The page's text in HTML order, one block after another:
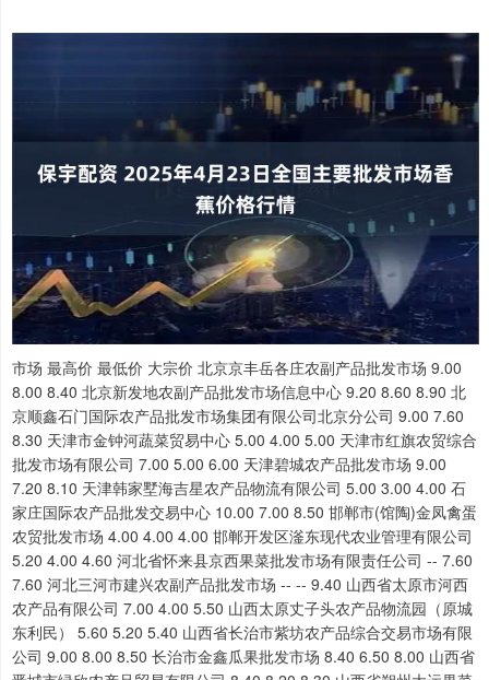
市场 最高价 最低价 大宗价 北京京丰岳各庄农副产品批发市场 9.00 8.00 8.40 北京新发地农副产品批发市场信息中心 9.20 8.60 8.90 北京顺鑫石门国际农产品批发市场集团有限公司北京分公司 9.00 7.60 8.30 天津市金钟河蔬菜贸易中心 5.00 4.00 5.00 天津市红旗农贸综合批发市场有限公司 7.00 5.00 6.00 天津碧城农产品批发市场 9.00 7.20 8.10 天津韩家墅海吉星农产品物流有限公司 5.00 3.00 4.00 石家庄国际农产品批发交易中心 10.00 7.00 8.50 邯郸市(馆陶)金凤禽蛋农贸批发市场 4.00 4.00 4.00 邯郸开发区滏东现代农业管理有限公司 5.20 4.00 4.60 河北省怀来县京西果菜批发市场有限责任公司 -- 7.60 7.60 河北三河市建兴农副产品批发市场 -- -- 9.40 山西省太原市河西农产品有限公司 7.00 4.00 5.50 山西太原丈子头农产品物流园（原城东利民） 5.60 5.20 5.40 山西省长治市紫坊农产品综合交易市场有限公司 9.00 8.00 8.50 长治市金鑫瓜果批发市场 8.40 6.50 8.00 山西省晋城市绿欣农产品贸易有限公司 8.40 8.20 8.30 山西省朔州大运果菜批发市场有限公司 7.00 5.00 6.00 山西汾阳市晋阳农副产品批发市场 -- -- 8.40 内蒙古呼和浩特市东瓦窑农副产品批发市场有限责任公司 10.00 9.00 9.60 内蒙包头市友谊蔬菜批发市场 7.00 7.00 7.00 内蒙赤峰西城市场 4.60 4.40 4.40 鄂尔多斯市万家惠农贸市场有限公司 8.20 7.80 8.00 辽宁朝阳市果菜批发市场 8.00 7.00 7.50 吉林省辽源市仙城物流园区有限公司 6.80 6.00 6.20 白山市星泰批发市场有限公司 -- -- 8.00 哈尔滨哈达农副产品有限公司 8.40 8.00 8.20 中俄国际农产品交易中心 8.00 6.00 7.00 上海农产品中心批发市场经营管理有限公司 8.00 5.00 6.50 江苏宜兴市瑞德蔬菜果品批发市场有限公司 8.20 6.00 7.10 江苏无锡朝阳农产品大市场 -- -- 6.53 徐州农副产品中心批发市场 6.00 4.00 5.00 江苏丰县农业农村局 5.60 5.00 5.20 江苏凌家塘市场发展有限公司 9.60 8.20 9.00 江苏苏浙皖边界市场发展有限公司 -- -- 6.00 江苏苏州南环桥农副产品批发市场 7.20 5.60 6.40 安徽合肥周谷堆农产品批发市场 6.40 5.00 5.70 蚌埠海吉星农产品物流有限公司 5.00 5.00 5.00 马鞍山市安民农副产品贸易有限公司 7.00 6.80 6.90 天长市永福农副产品批发市场 7.00 5.20 6.10 阜阳农产品中心批发市场 7.20 6.00 6.20 北海果业砀山惠丰市场有限公司 -- -- 5.80 亳州农产品有限责任公司 -- -- 5.00 济南堤口果品批发发展有限责任公司 10.00 4.60 5.60 青岛抚顺路蔬菜副食品批发市场股份有限公司 10.10 7.70 8.60 青岛市城阳蔬菜水产品批发市场有限公司 9.60 7.60 9.00 滕州市农副产品物流中心有限公司 5.00 2.00 2.90 山东凯盛国际农产品物流城 5.60 3.60 4.60 山东威海市农副产品批发市场 6.60 5.60 6.60 河南万邦国际农产品物流股份有限公司 6.00 5.40 5.70 黄淮农产品股份有限公司 9.00 2.80 5.60 湖北襄樊市蔬菜批发市场 -- -- 8.00 湖北四季青农贸市场管理有限公司 4.00 4.00 4.00 湖北黄商集团股份有限公司 10.00 9.60 9.80 湖北浠水农产品批发市场 12.00 9.60 10.80 红星实业集团有限公司红星农副产品大市场 7.00 6.60 6.80 广州江南果菜批发市场经营管理有限公司 8.60 4.60 6.60 广东汕头农副产品批发中心市场 7.00 5.00 6.00 广东江门市新会区水果食品批发市场有限公司 6.40 5.20 5.80 广西新柳邕农产品批发市场有限公司 7.80 5.20 6.50 南宁农产品中心有限责任公司 -- -- 5.60 重庆双福国际农贸城 8.60 8.20 8.40 四川广安市邻水县农产品交易中心 -- -- 8.60 遵义金土地绿色产品交易有限公司 8.40 7.80 8.00 云南昆明呈贡龙城农产品经营股份有限公司 6.00 4.00 5.00 西藏领峰农副产品经营管理有限公司 10.50 8.90 10.00 陕西朱雀实业集团有限公司 7.60 6.80 7.20 兰州国际高原夏菜副食品采购中心 6.10 5.49 5.65 甘肃陇国源市场管理有限公司 -- -- 7.80 甘肃靖远县瓜果蔬菜批发市场 6.40 6.00 6.20 武威昊天农产品交易市场暨仓储物流中心 8.00 7.60 7.80 甘肃酒泉春光农产品市场有限责任公司 6.20 6.00 6.10 甘肃省定西市安定马铃薯综合交易中心 6.10 5.10 5.60 平凉新阳光农副产品有限公司 6.00 5.60 5.80 临夏市富临农副产品批发市场有限责任公司 8.20 7.60 8.00 乌鲁木齐北园春果业经营